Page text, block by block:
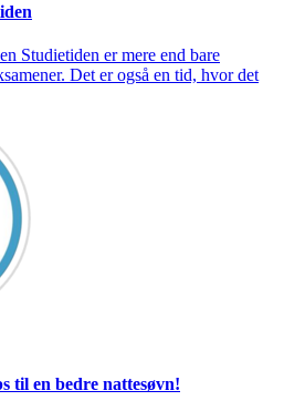
Studietiden er mere end bare
Det er også en tid, hvor det
til en bedre nattesøvn!